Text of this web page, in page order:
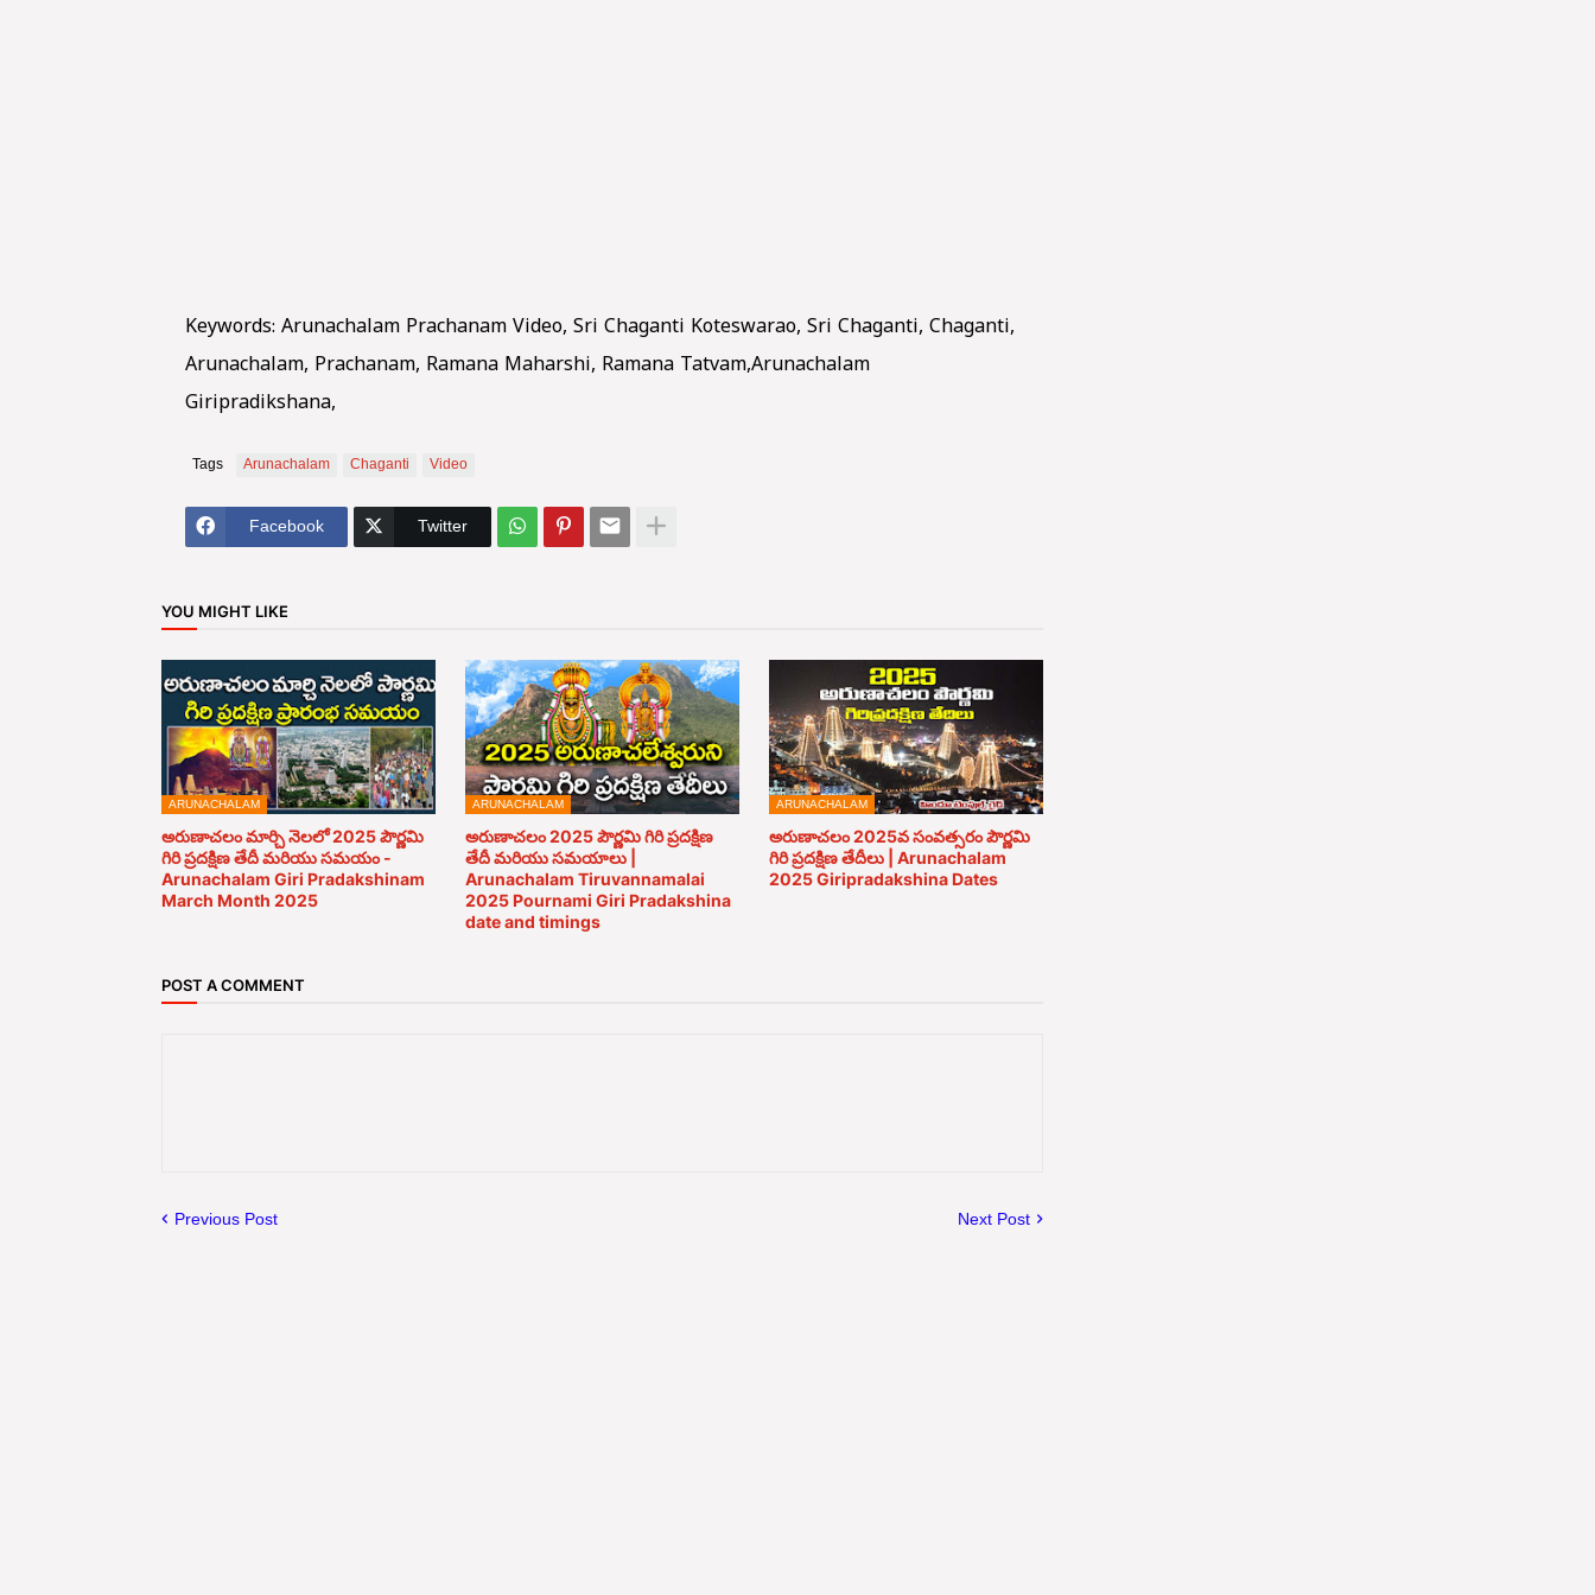
Keywords: Arunachalam Prachanam Video, Sri Chaganti Koteswarao, Sri Chaganti, Chaganti,
Arunachalam, Prachanam, Ramana Maharshi, Ramana Tatvam,Arunachalam
Giripradikshana,
Tags Arunachalam Chaganti Video
Facebook Twitter
YOU MIGHT LIKE
ARUNACHALAM
అరుణాచలం మార్చి నెలలో 2025 పౌర్ణమి
గిరి ప్రదక్షిణ తేదీ మరియు సమయం -
Arunachalam Giri Pradakshinam
March Month 2025
ARUNACHALAM
అరుణాచలం 2025 పౌర్ణమి గిరి ప్రదక్షిణ
తేదీ మరియు సమయాలు |
Arunachalam Tiruvannamalai
2025 Pournami Giri Pradakshina
date and timings
ARUNACHALAM
అరుణాచలం 2025వ సంవత్సరం పౌర్ణమి
గిరి ప్రదక్షిణ తేదీలు | Arunachalam
2025 Giripradakshina Dates
POST A COMMENT
Previous Post Next Post